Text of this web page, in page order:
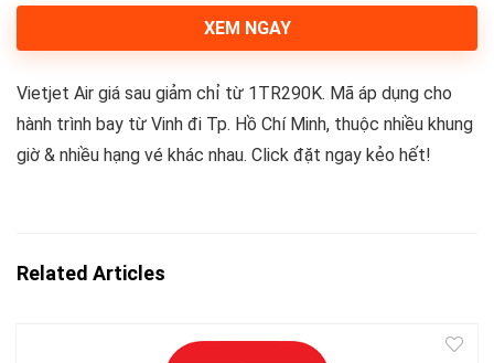
XEM NGAY
Vietjet Air giá sau giảm chỉ từ 1TR290K. Mã áp dụng cho
hành trình bay từ Vinh đi Tp. Hồ Chí Minh, thuộc nhiều khung
giờ & nhiều hạng vé khác nhau. Click đặt ngay kẻo hết!
Related Articles